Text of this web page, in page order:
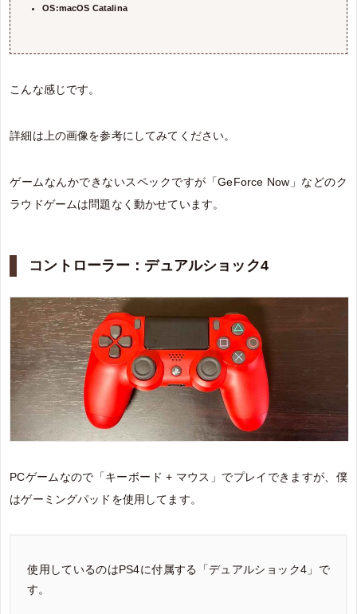
OS:macOS Catalina
こんな感じです。
詳細は上の画像を参考にしてみてください。
ゲームなんかできないスペックですが「GeForce Now」などのク
ラウドゲームは問題なく動かせています。
コントローラー：デュアルショック4
PCゲームなので「キーボード + マウス」でプレイできますが、僕
はゲーミングパッドを使用してます。
使用しているのはPS4に付属する「デュアルショック4」で
す。